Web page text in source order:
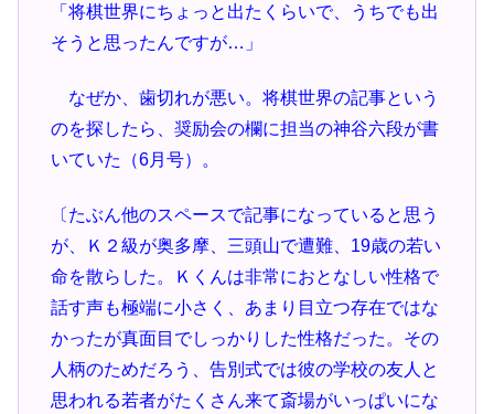
「将棋世界にちょっと出たくらいで、うちでも出
そうと思ったんですが…」
なぜか、歯切れが悪い。将棋世界の記事という
のを探したら、奨励会の欄に担当の神谷六段が書
いていた（6月号）。
〔たぶん他のスペースで記事になっていると思う
が、Ｋ２級が奥多摩、三頭山で遭難、19歳の若い
命を散らした。Ｋくんは非常におとなしい性格で
話す声も極端に小さく、あまり目立つ存在ではな
かったが真面目でしっかりした性格だった。その
人柄のためだろう、告別式では彼の学校の友人と
思われる若者がたくさん来て斎場がいっぱいにな